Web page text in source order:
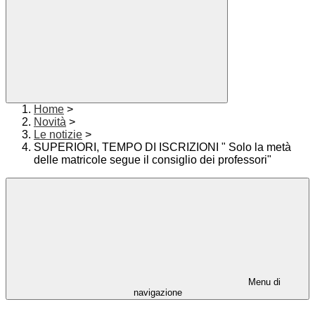
Home >
Novità >
Le notizie >
SUPERIORI, TEMPO DI ISCRIZIONI " Solo la metà
delle matricole segue il consiglio dei professori"
Menu di
navigazione